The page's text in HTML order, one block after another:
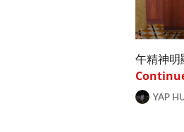
午精神明
YAP